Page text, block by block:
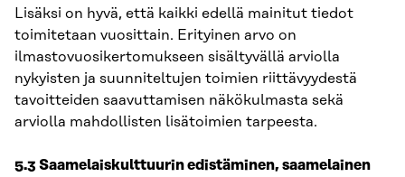
Lisäksi on hyvä, että kaikki edellä mainitut tiedot
toimitetaan vuosittain. Erityinen arvo on
ilmastovuosikertomukseen sisältyvällä arviolla
nykyisten ja suunniteltujen toimien riittävyydestä
tavoitteiden saavuttamisen näkökulmasta sekä
arviolla mahdollisten lisätoimien tarpeesta.
5.3 Saamelaiskulttuurin edistäminen, saamelainen